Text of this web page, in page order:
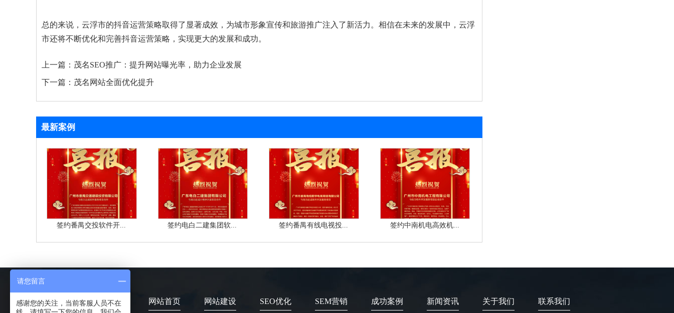
总的来说，云浮市的抖音运营策略取得了显著成效，为城市形象宣传和旅游推广注入了新活力。相信在未来的发展中，云浮
市还将不断优化和完善抖音运营策略，实现更大的发展和成功。
上一篇： 茂名SEO推广：提升网站曝光率，助力企业发展
下一篇： 茂名网站全面优化提升
最新案例
签约番禺交投软件开... 签约电白二建集团软... 签约番禺有线电视投... 签约中南机电高效机...
网站首页 网站建设 SEO优化 SEM营销 成功案例 新闻资讯 关于我们 联系我们
请您留言
感谢您的关注，当前客服人员不在